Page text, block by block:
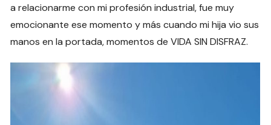
a relacionarme con mi profesión industrial, fue muy
emocionante ese momento y más cuando mi hija vio sus
manos en la portada, momentos de VIDA SIN DISFRAZ.